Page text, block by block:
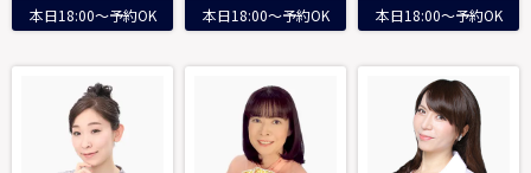
本日18:00～予約OK 本日18:00～予約OK 本日18:00～予約OK